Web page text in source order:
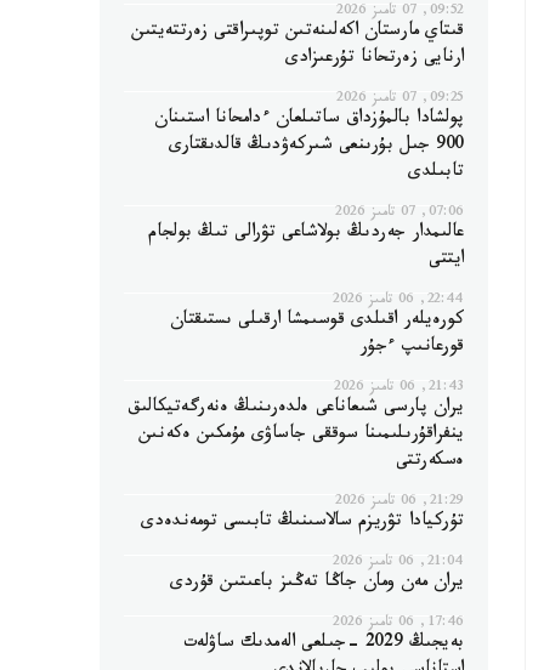
09:52, 07 تامىز 2026
قىتاي مارستان اكەلىنەتىن توپىراقتى زەرتتەيتىن
ارنايى زەرتحانا تۇرعىزادى
09:25, 07 تامىز 2026
پولشادا بالمۇزداق ساتىلعان ءدامحانا استىنان
900 جىل بۇرىنعى شىركەۋدىڭ قالدىقتارى
تابىلدى
07:06, 07 تامىز 2026
عالىمدار جەردىڭ بولاشاعى تۋرالى تىڭ بولجام
ايتتى
22:44, 06 تامىز 2026
كورەيلەر اقىلدى قوسىمشا ارقىلى ىستىقتان
قورعانىپ ءجۇر
21:43, 06 تامىز 2026
يران پارسى شىعاناعى ەلدەرىنىڭ ەنەرگەتيكالىق
ينفراقۇرىلىمىنا سوققى جاساۋى مۇمكىن ەكەنىن
ەسكەرتتى
21:29, 06 تامىز 2026
تۇركيادا تۋريزم سالاسىنىڭ تابىسى تومەندەدى
21:04, 06 تامىز 2026
يران مەن ومان جاڭا تەڭىز باعىتىن قۇردى
17:46, 06 تامىز 2026
بەيجىڭ 2029 -جىلعى الەمدىك ساۋلەت